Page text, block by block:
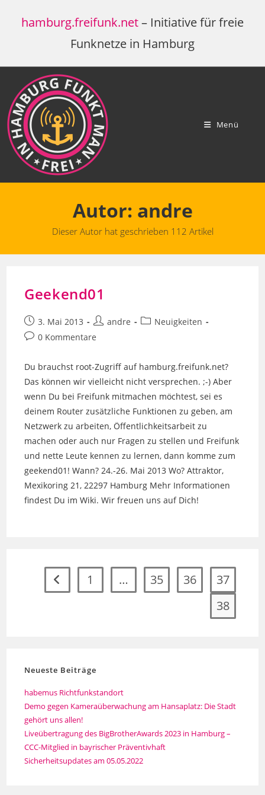
Inhalthamburg.freifunk.net– Initiative für freie
Funknetze in Hamburg
Menü
Autor: andre
Dieser Autor hat geschrieben 112 Artikel
Geekend01
Beitrag
veröffentlicht:
3. Mai 2013
Beitrags-
Autor:
andre
Beitrags-
Neuigkeiten
Beitrags-
0 Kommentare
Du brauchst root-Zugriff auf hamburg.freifunk.net?
Das können wir vielleicht nicht versprechen. ;-) Aber
wenn Du bei Freifunk mitmachen möchtest, sei es
deinem Router zusätzliche Funktionen zu geben, am
Netzwerk zu arbeiten, Öffentlichkeitsarbeit zu
machen oder auch nur Fragen zu stellen und Freifunk
und nette Leute kennen zu lernen, dann komme zum
geekend01! Wann? 24.-26. Mai 2013 Wo? Attraktor,
Mexikoring 21, 22297 Hamburg Mehr Informationen
findest Du im Wiki. Wir freuen uns auf Dich!
Zur vorherigen Seite
1 … 35 36
37
38
Neueste Beiträge
habemus Richtfunkstandort
Demo gegen Kameraüberwachung am Hansaplatz: Die Stadt
gehört uns allen!
Liveübertragung des BigBrotherAwards 2023 in Hamburg –
CCC-Mitglied in bayrischer Präventivhaft
Sicherheitsupdates am 05.05.2022